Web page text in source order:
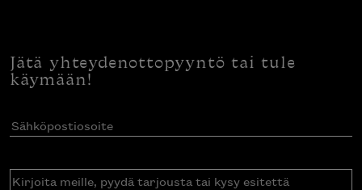
Jätä yhteydenottopyyntö tai tule
käymään!
Sähköpostiosoite(Pakollinen)
Kirjoita